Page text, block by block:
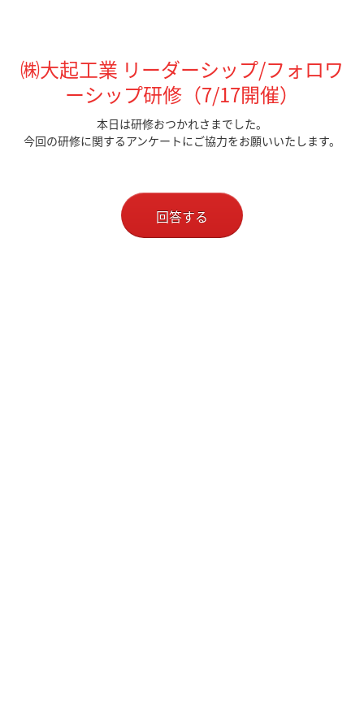
㈱大起工業 リーダーシップ/フォロワ
ーシップ研修（7/17開催）
本日は研修おつかれさまでした。
今回の研修に関するアンケートにご協力をお願いいたします。
回答する